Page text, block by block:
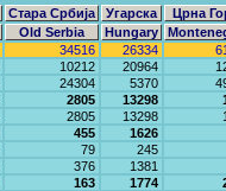
Стара Србија Угарска
Црна
Old Serbia Hungary
34516 26334
10212 20964
24304 5370
2805 13298
2805 13298
455
1626
79
245
376
1381
163 1774